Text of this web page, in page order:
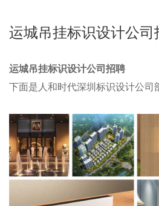
运城吊挂标识设计公司
运城吊挂标识设计公司招聘
下面是人和时代深圳标识设计公司